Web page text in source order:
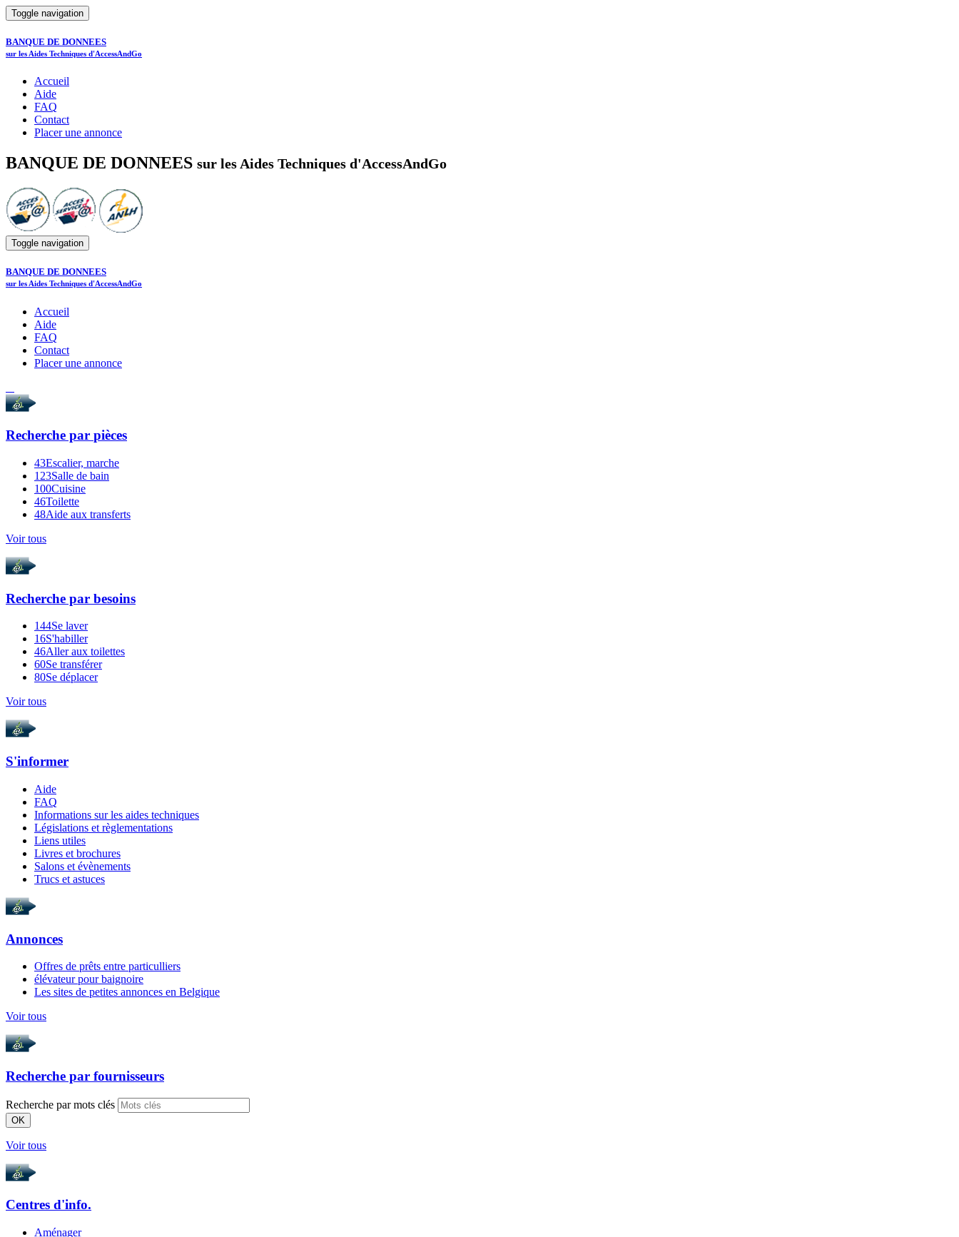
Toggle navigation
BANQUE DE DONNEES
sur les Aides Techniques d'AccessAndGo
Accueil
Aide
FAQ
Contact
Placer une annonce
BANQUE DE DONNEES sur les Aides Techniques d'AccessAndGo
Toggle navigation
BANQUE DE DONNEES
sur les Aides Techniques d'AccessAndGo
Accueil
Aide
FAQ
Contact
Placer une annonce
Recherche par pièces
43Escalier, marche
123Salle de bain
100Cuisine
46Toilette
48Aide aux transferts
Voir tous
Recherche par besoins
144Se laver
16S'habiller
46Aller aux toilettes
60Se transférer
80Se déplacer
Voir tous
S'informer
Aide
FAQ
Informations sur les aides techniques
Législations et règlementations
Liens utiles
Livres et brochures
Salons et évènements
Trucs et astuces
Annonces
Offres de prêts entre particulliers
élévateur pour baignoire
Les sites de petites annonces en Belgique
Voir tous
Recherche par fournisseurs
Recherche par mots clés
OK
Voir tous
Centres d'info.
Aménager